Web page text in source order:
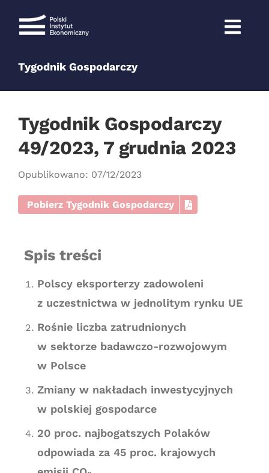
Tygodnik Gospodarczy
Tygodnik Gospodarczy
49/2023, 7 grudnia 2023
Opublikowano: 07/12/2023
Pobierz Tygodnik Gospodarczy
Spis treści
Polscy eksporterzy zadowoleni
z uczestnictwa w jednolitym rynku UE
Rośnie liczba zatrudnionych
w sektorze badawczo-rozwojowym
w Polsce
Zmiany w nakładach inwestycyjnych
w polskiej gospodarce
20 proc. najbogatszych Polaków
odpowiada za 45 proc. krajowych